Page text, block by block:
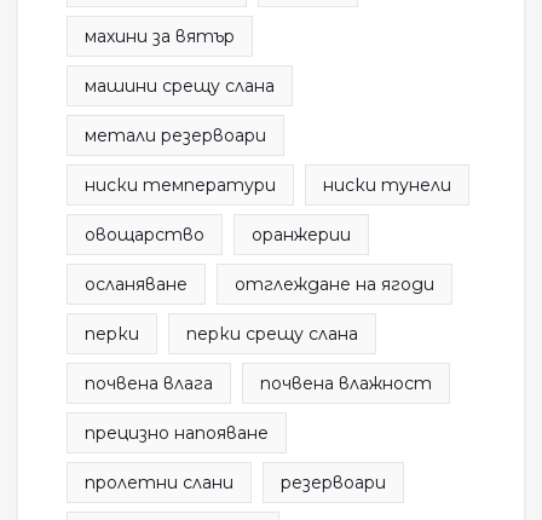
махини за вятър
машини срещу слана
метали резервоари
ниски температури ниски тунели
овощарство оранжерии
осланяване отглеждане на ягоди
перки перки срещу слана
почвена влага почвена влажност
прецизно напояване
пролетни слани резервоари